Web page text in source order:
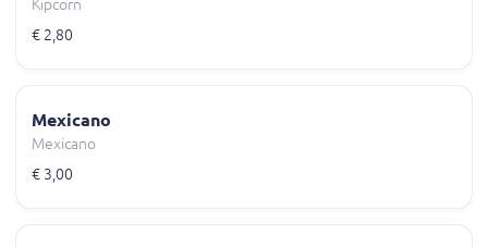
Kipcorn
€ 2,80
Mexicano
Mexicano
€ 3,00